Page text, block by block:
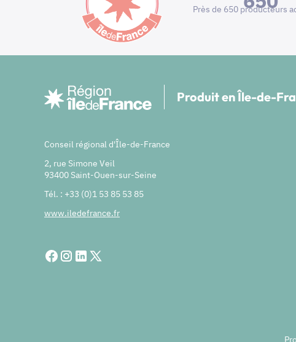
Près de 650 producteurs
Produit en Île-de-
Conseil régional d'Île-de-France
2, rue Simone Veil
93400 Saint-Ouen-sur-Seine
Tél. : +33 (0)1 53 85 53 85
www.iledefrance.fr